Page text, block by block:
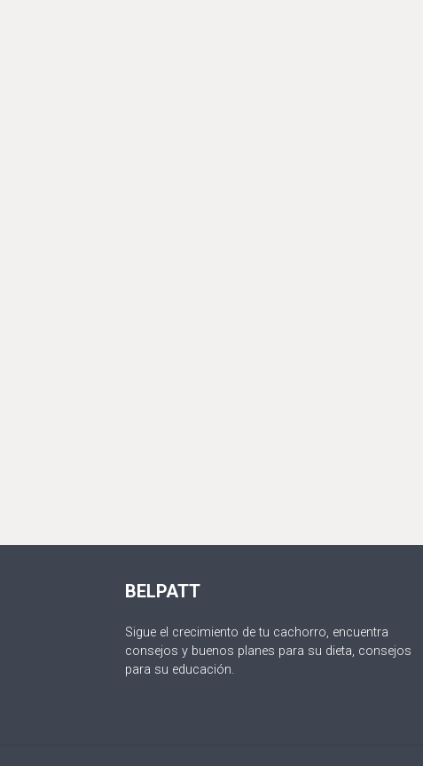
BELPATT
Sigue el crecimiento de tu cachorro, encuentra
consejos y buenos planes para su dieta, consejos
para su educación.